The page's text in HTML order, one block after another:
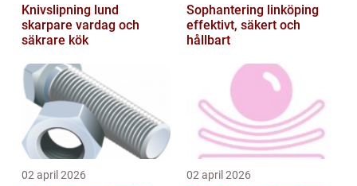
Knivslipning lund
skarpare vardag och
säkrare kök
Sophantering linköping
effektivt, säkert och
hållbart
02 april 2026 02 april 2026